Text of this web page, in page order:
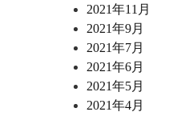
2021年11月
2021年9月
2021年7月
2021年6月
2021年5月
2021年4月